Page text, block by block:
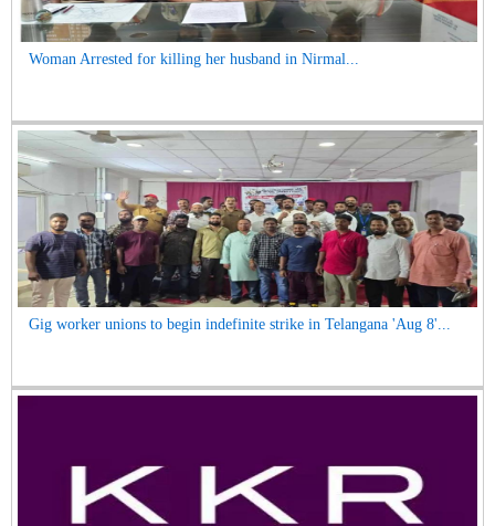
Woman Arrested for killing her husband in Nirmal...
Gig worker unions to begin indefinite strike in Telangana 'Aug 8'...